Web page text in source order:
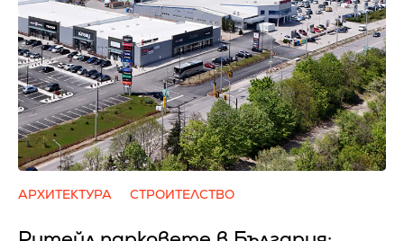
АРХИТЕКТУРА СТРОИТЕЛСТВО